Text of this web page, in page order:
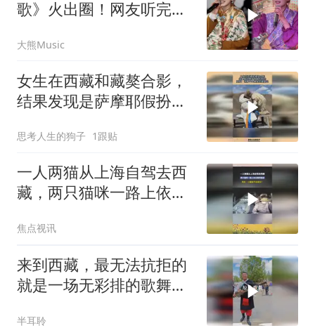
歌》火出圈！网友听完想
大熊Music
女生在西藏和藏獒合影，
结果发现是萨摩耶假扮
是藏獒吗！
思考人生的狗子 1跟贴
一人两猫从上海自驾去西
藏，两只猫咪一路上依旧
焦点视讯
来到西藏，最无法抗拒的
就是一场无彩排的歌舞盛
半耳聆